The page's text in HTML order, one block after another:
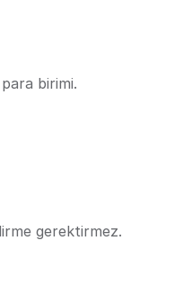
birimi.
gerektirmez.